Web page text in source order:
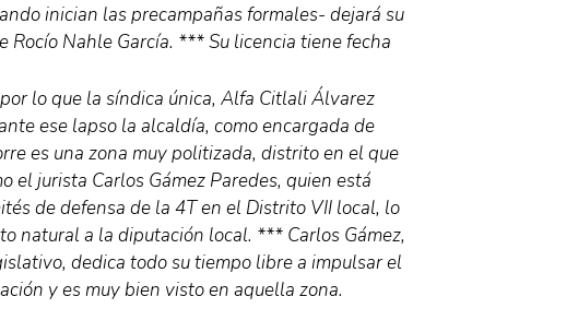
inician las precampañas formales- dejará su
Rocío Nahle García. *** Su licencia tiene fecha
lo que la síndica única, Alfa Citlali Álvarez
ese lapso la alcaldía, como encargada de
es una zona muy politizada, distrito en el que
el jurista Carlos Gámez Paredes, quien está
de defensa de la 4T en el Distrito VII local, lo
natural a la diputación local. *** Carlos Gámez,
dedica todo su tiempo libre a impulsar el
y es muy bien visto en aquella zona.